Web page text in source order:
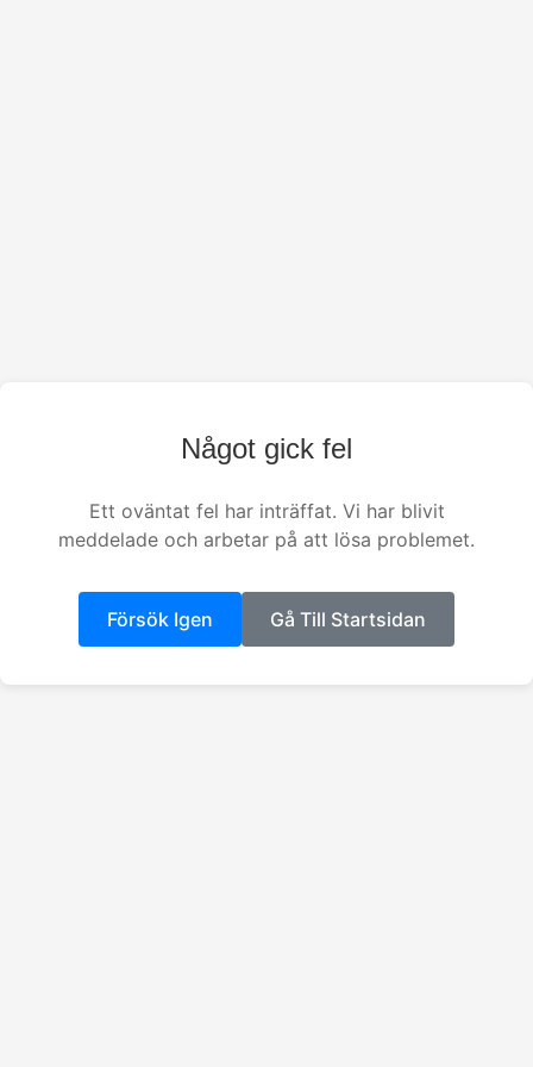
Något gick fel
Ett oväntat fel har inträffat. Vi har blivit
meddelade och arbetar på att lösa problemet.
Försök Igen Gå Till Startsidan